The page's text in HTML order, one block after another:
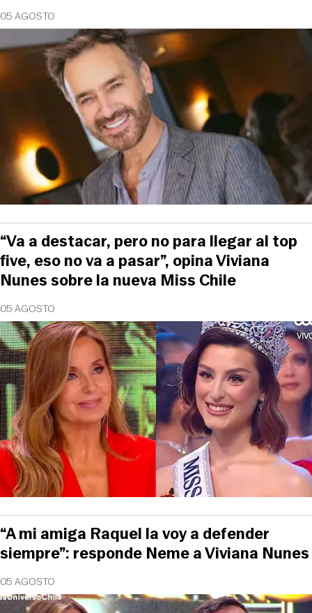
05 AGOSTO
05 AGOSTO
“Va a destacar, pero no para llegar al top
five, eso no va a pasar”, opina Viviana
Nunes sobre la nueva Miss Chile
05 AGOSTO
“A mi amiga Raquel la voy a defender
siempre”: responde Neme a Viviana Nunes